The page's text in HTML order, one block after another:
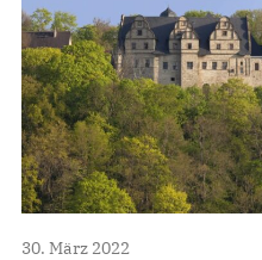
30. März 2022